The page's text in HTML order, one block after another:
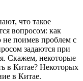
что такое
вопросом: как
не поимев проблем с
задаются при
Скажем, некоторые
в Китае? Некоторых
в Китае.